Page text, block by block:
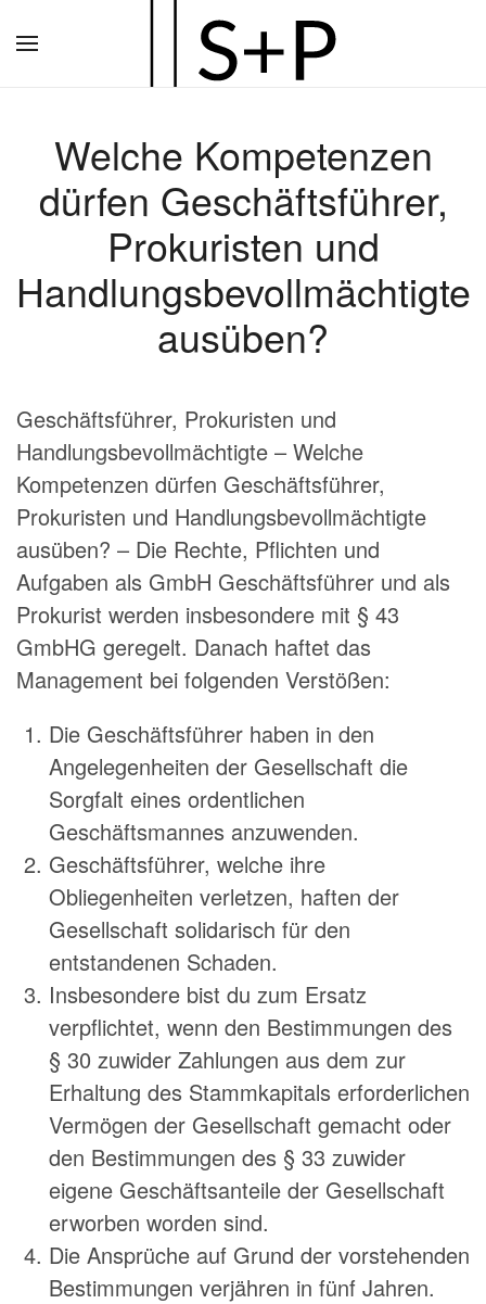
Hauptinhalt
Welche Kompetenzen
dürfen Geschäftsführer,
Prokuristen und
Handlungsbevollmächtigte
ausüben?
Geschäftsführer, Prokuristen und
Handlungsbevollmächtigte – Welche
Kompetenzen dürfen Geschäftsführer,
Prokuristen und Handlungsbevollmächtigte
ausüben? – Die Rechte, Pflichten und
Aufgaben als GmbH Geschäftsführer und als
Prokurist werden insbesondere mit § 43
GmbHG geregelt. Danach haftet das
Management bei folgenden Verstößen:
Die Geschäftsführer haben in den
Angelegenheiten der Gesellschaft die
Sorgfalt eines ordentlichen
Geschäftsmannes anzuwenden.
Geschäftsführer, welche ihre
Obliegenheiten verletzen, haften der
Gesellschaft solidarisch für den
entstandenen Schaden.
Insbesondere bist du zum Ersatz
verpflichtet, wenn den Bestimmungen des
§ 30 zuwider Zahlungen aus dem zur
Erhaltung des Stammkapitals erforderlichen
Vermögen der Gesellschaft gemacht oder
den Bestimmungen des § 33 zuwider
eigene Geschäftsanteile der Gesellschaft
erworben worden sind.
Die Ansprüche auf Grund der vorstehenden
Bestimmungen verjähren in fünf Jahren.